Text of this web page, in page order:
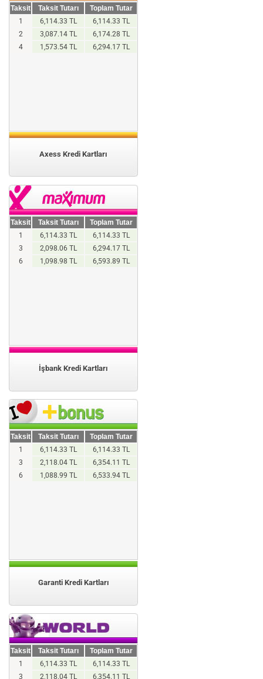
Taksit Taksit Tutarı
Toplam Tutar
1
6,114.33 TL
6,114.33 TL
2
3,087.14 TL
6,174.28 TL
4
1,573.54 TL 6,294.17 TL
Axess Kredi Kartları
Taksit Taksit Tutarı
Toplam Tutar
1
6,114.33 TL
6,114.33 TL
3
2,098.06 TL
6,294.17 TL
6
1,098.98 TL 6,593.89 TL
İşbank Kredi Kartları
Taksit Taksit Tutarı
Toplam Tutar
1
6,114.33 TL
6,114.33 TL
3
2,118.04 TL
6,354.11 TL
6
1,088.99 TL 6,533.94 TL
Garanti Kredi Kartları
Taksit Taksit Tutarı
Toplam Tutar
1
6,114.33 TL
6,114.33 TL
3
2,118.04 TL 6,354.11 TL